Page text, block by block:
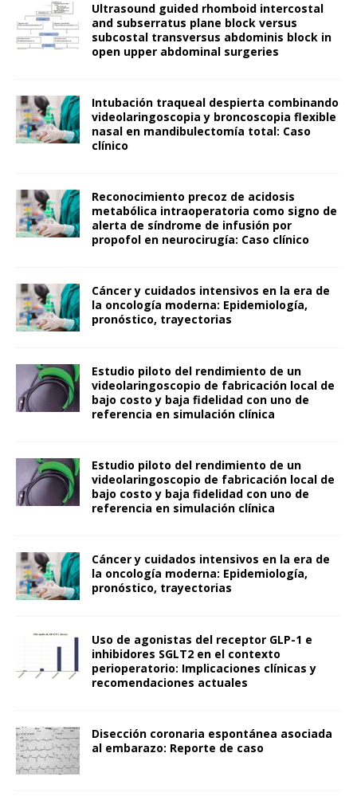
Ultrasound guided rhomboid intercostal
and subserratus plane block versus
subcostal transversus abdominis block in
open upper abdominal surgeries
Intubación traqueal despierta combinando
videolaringoscopia y broncoscopia flexible
nasal en mandibulectomía total: Caso
clínico
Reconocimiento precoz de acidosis
metabólica intraoperatoria como signo de
alerta de síndrome de infusión por
propofol en neurocirugía: Caso clínico
Cáncer y cuidados intensivos en la era de
la oncología moderna: Epidemiología,
pronóstico, trayectorias
Estudio piloto del rendimiento de un
videolaringoscopio de fabricación local de
bajo costo y baja fidelidad con uno de
referencia en simulación clínica
Estudio piloto del rendimiento de un
videolaringoscopio de fabricación local de
bajo costo y baja fidelidad con uno de
referencia en simulación clínica
Cáncer y cuidados intensivos en la era de
la oncología moderna: Epidemiología,
pronóstico, trayectorias
Uso de agonistas del receptor GLP-1 e
inhibidores SGLT2 en el contexto
perioperatorio: Implicaciones clínicas y
recomendaciones actuales
Disección coronaria espontánea asociada
al embarazo: Reporte de caso